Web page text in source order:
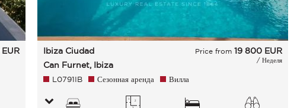
EUR
Ibiza Ciudad
Can Furnet, Ibiza
Price from 19 800 EUR
/ Неделя
L0791IB Сезонная аренда Вилла